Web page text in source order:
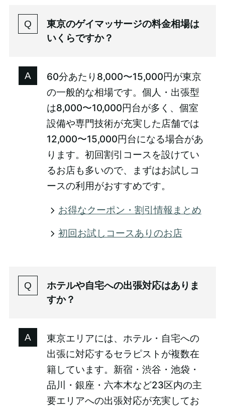
東京のゲイマッサージの料金相場は
いくらですか？
60分あたり8,000〜15,000円が東京
の一般的な相場です。個人・出張型
は8,000〜10,000円台が多く、個室
設備や専門技術が充実した店舗では
12,000〜15,000円台になる場合があ
ります。初回割引コースを設けてい
るお店も多いので、まずはお試しコ
ースの利用がおすすめです。
お得なクーポン・割引情報まとめ
初回お試しコースありのお店
ホテルや自宅への出張対応はありま
すか？
東京エリアには、ホテル・自宅への
出張に対応するセラピストが複数在
籍しています。新宿・渋谷・池袋・
品川・銀座・六本木など23区内の主
要エリアへの出張対応が充実してお